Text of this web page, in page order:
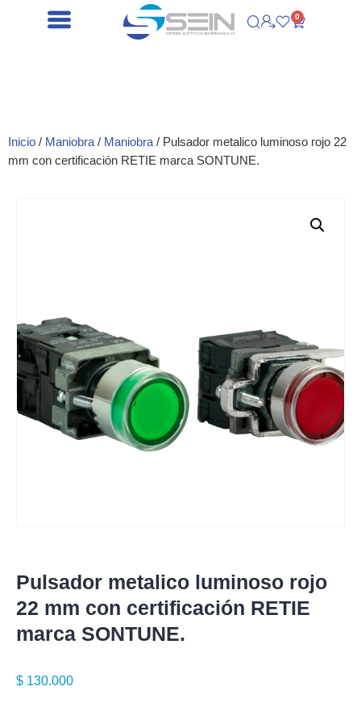
0
Inicio / Maniobra / Maniobra / Pulsador metalico luminoso rojo 22
mm con certificación RETIE marca SONTUNE.
Pulsador metalico luminoso rojo
22 mm con certificación RETIE
marca SONTUNE.
$ 130.000